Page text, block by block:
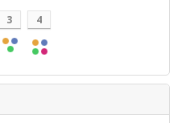
3 4